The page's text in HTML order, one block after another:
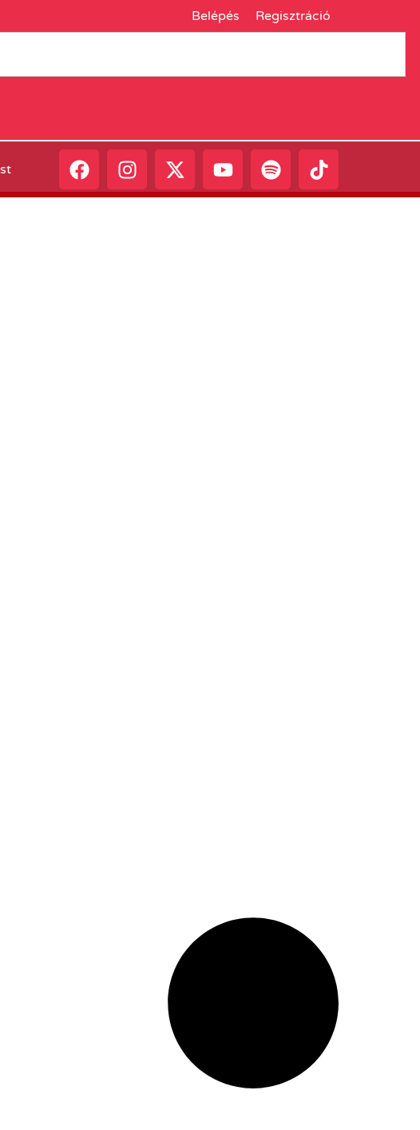
Belépés Regisztráció